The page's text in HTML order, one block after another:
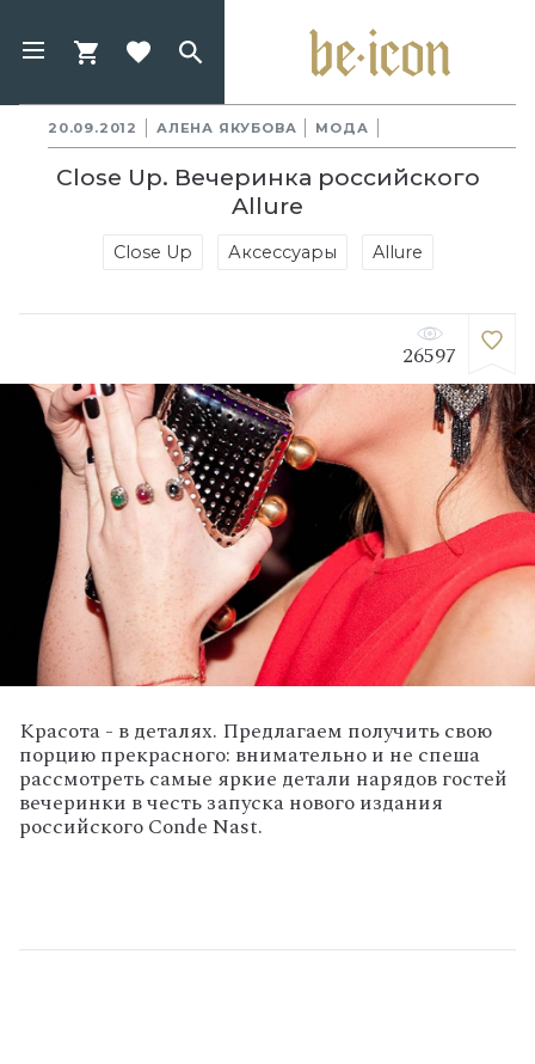
20.09.2012 АЛЕНА ЯКУБОВА МОДА
Close Up. Вечеринка российского
Allure
Close Up Аксессуары Allure
26597
Красота - в деталях. Предлагаем получить свою
порцию прекрасного: внимательно и не спеша
рассмотреть самые яркие детали нарядов гостей
вечеринки в честь запуска нового издания
российского Conde Nast.